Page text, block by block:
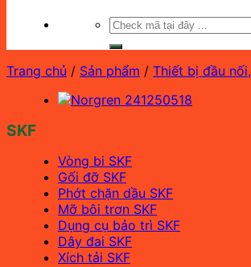
Tìm
Trang chủ / Sản phẩm / Thiết bị đầu
SKF
Vòng bi SKF
Gối đỡ SKF
Phớt chặn dầu SKF
Mỡ bôi trơn SKF
Dụng cụ bảo trì SKF
Dây đai SKF
Xích tải SKF